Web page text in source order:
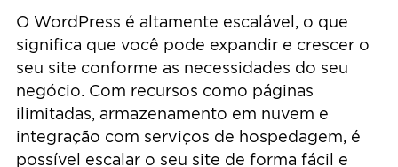
O WordPress é altamente escalável, o que
significa que você pode expandir e crescer o
seu site conforme as necessidades do seu
negócio. Com recursos como páginas
ilimitadas, armazenamento em nuvem e
integração com serviços de hospedagem, é
possível escalar o seu site de forma fácil e